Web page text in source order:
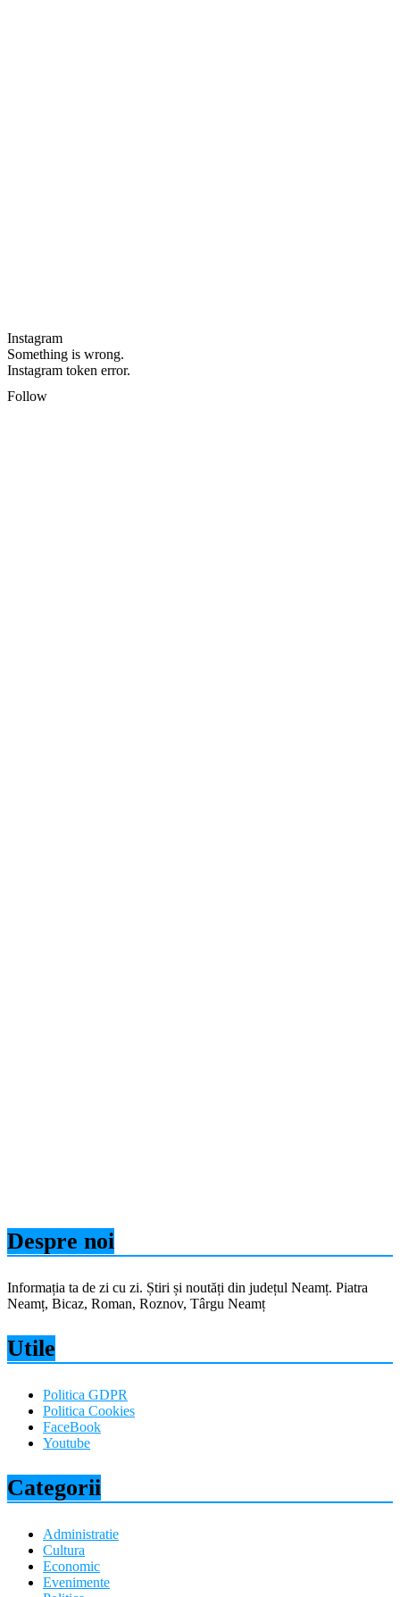
Instagram
Something is wrong.
Instagram token error.
Follow
Despre noi
Informația ta de zi cu zi. Știri și noutăți din județul Neamț. Piatra
Neamț, Bicaz, Roman, Roznov, Târgu Neamț
Utile
Politica GDPR
Politica Cookies
FaceBook
Youtube
Categorii
Administratie
Cultura
Economic
Evenimente